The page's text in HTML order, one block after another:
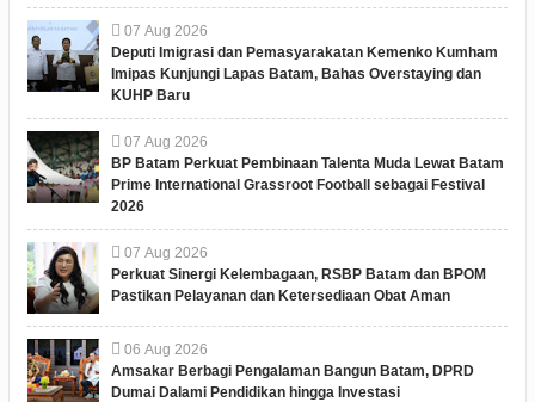
07 Aug 2026
Deputi Imigrasi dan Pemasyarakatan Kemenko Kumham
Imipas Kunjungi Lapas Batam, Bahas Overstaying dan
KUHP Baru
07 Aug 2026
BP Batam Perkuat Pembinaan Talenta Muda Lewat Batam
Prime International Grassroot Football sebagai Festival
2026
07 Aug 2026
Perkuat Sinergi Kelembagaan, RSBP Batam dan BPOM
Pastikan Pelayanan dan Ketersediaan Obat Aman
06 Aug 2026
Amsakar Berbagi Pengalaman Bangun Batam, DPRD
Dumai Dalami Pendidikan hingga Investasi